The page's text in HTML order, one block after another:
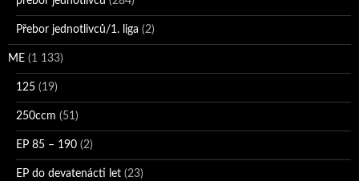
Přebor jednotlivců/1. liga (2)
ME (1 133)
125 (19)
250ccm (51)
EP 85 – 190 (2)
EP do devatenácti let (23)